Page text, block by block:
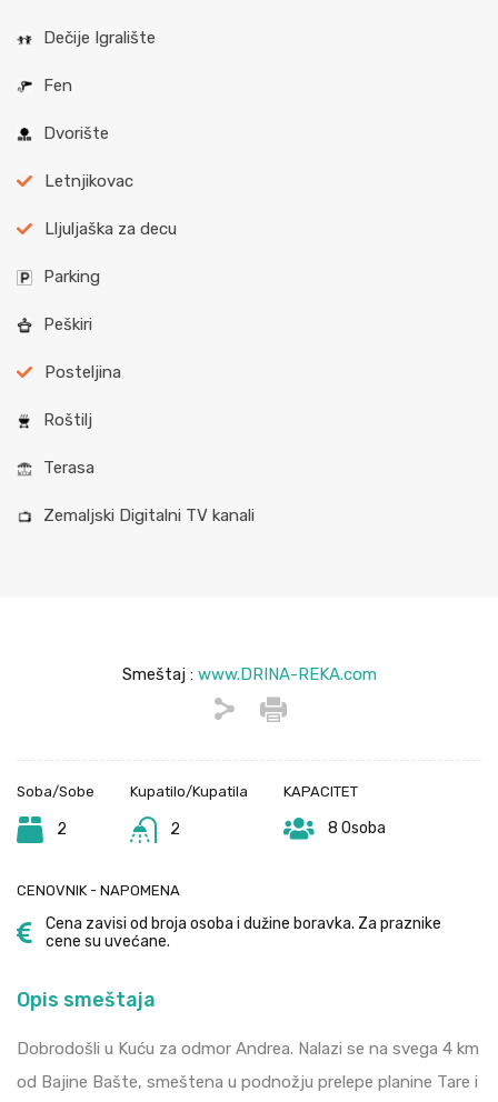
Dečije Igralište
Fen
Dvorište
Letnjikovac
Lljuljaška za decu
Parking
Peškiri
Posteljina
Roštilj
Terasa
Zemaljski Digitalni TV kanali
Smeštaj : www.DRINA-REKA.com
Soba/Sobe
2
Kupatilo/Kupatila
2
KAPACITET
8 Osoba
CENOVNIK - NAPOMENA
Cena zavisi od broja osoba i dužine boravka. Za praznike
cene su uvećane.
Opis smeštaja
Dobrodošli u Kuću za odmor Andrea. Nalazi se na svega 4 km
od Bajine Bašte, smeštena u podnožju prelepe planine Tare i